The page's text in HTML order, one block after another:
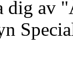
dig av